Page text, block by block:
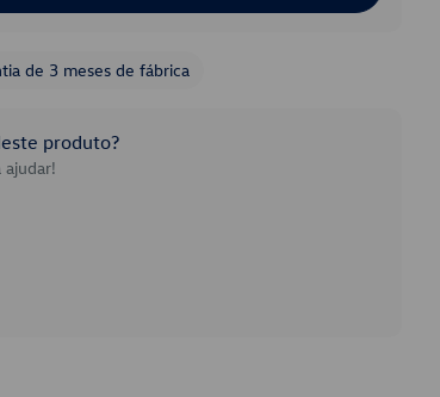
de 3 meses de fábrica
produto?
ajudar!